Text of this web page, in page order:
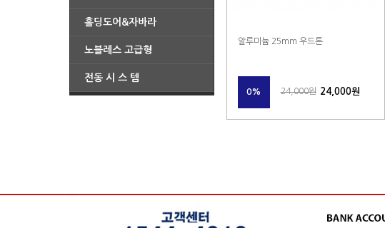
홀딩도어&자바라
노블레스 고급형
전동 시 스 템
알루미늄 25mm 우드톤
0% 24,000원 24,000원